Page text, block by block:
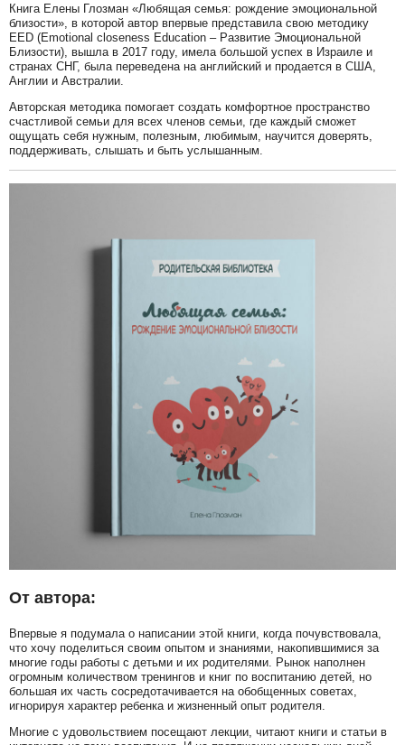
Книга Елены Глозман «Любящая семья: рождение эмоциональной
близости», в которой автор впервые представила свою методику
EED (Emotional closeness Education – Развитие Эмоциональной
Близости), вышла в 2017 году, имела большой успех в Израиле и
странах СНГ, была переведена на английский и продается в США,
Англии и Австралии.
Авторская методика помогает создать комфортное пространство
счастливой семьи для всех членов семьи, где каждый сможет
ощущать себя нужным, полезным, любимым, научится доверять,
поддерживать, слышать и быть услышанным.
От автора:
Впервые я подумала о написании этой книги, когда почувствовала,
что хочу поделиться своим опытом и знаниями, накопившимися за
многие годы работы с детьми и их родителями. Рынок наполнен
огромным количеством тренингов и книг по воспитанию детей, но
большая их часть сосредотачивается на обобщенных советах,
игнорируя характер ребенка и жизненный опыт родителя.
Многие с удовольствием посещают лекции, читают книги и статьи в